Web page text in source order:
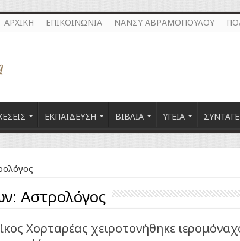
ΑΡΧΙΚΗ ΕΠΙΚΟΙΝΩΝΙΑ ΝΑΝΣΥ ΑΒΡΑΜΟΠΟΥΛΟΥ
ΕΚΠΑΙΔΕΥΣΗ ΒΙΒΛΙΑ ΥΓΕΙΑ
Αστρολόγος
Χορταρέας χειροτονήθηκε